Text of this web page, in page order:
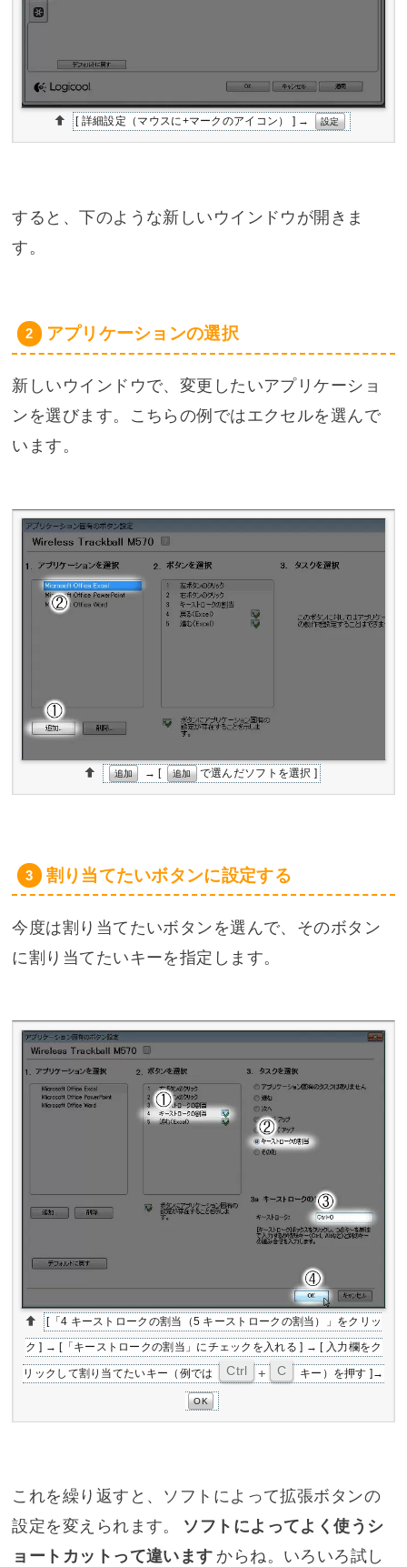
[ 詳細設定（マウスに+マークのアイコン） ] → 設定
すると、下のような新しいウインドウが開きま
す。
アプリケーションの選択
新しいウインドウで、変更したいアプリケーショ
ンを選びます。こちらの例ではエクセルを選んで
います。
追加 → [ 追加 で選んだソフトを選択 ]
割り当てたいボタンに設定する
今度は割り当てたいボタンを選んで、そのボタン
に割り当てたいキーを指定します。
[「4 キーストロークの割当（5 キーストロークの割当）」をクリッ
ク ] → [「キーストロークの割当」にチェックを入れる ] → [ 入力欄をク
リックして割り当てたいキー（例では Ctrl + C キー）を押す ]→
OK
これを繰り返すと、ソフトによって拡張ボタンの
設定を変えられます。
ソフトによってよく使うシ
ョートカットって違います からね。いろいろ試し